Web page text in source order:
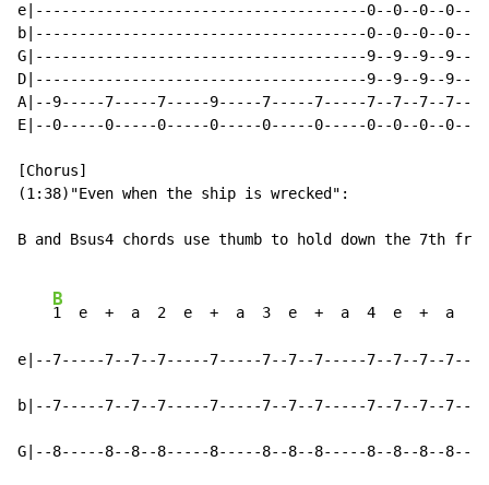
e|--------------------------------------0--0--0--
b|--------------------------------------0--0--0--
G|--------------------------------------9--9--9--
D|--------------------------------------9--9--9--
A|--9-----7-----7-----9-----7-----7-----7--7--7--7--
E|--0-----0-----0-----0-----0-----0-----0--0--0--0--
[Chorus]
(1:38)"Even when the ship is wrecked":
B and Bsus4 chords use thumb to hold down the 7th
B
1  e  +  a  2  e  +  a  3  e  +  a  4  e  +  a
e|--7-----7--7--7-----7-----7--7--7-----7--7--7--
b|--7-----7--7--7-----7-----7--7--7-----7--7--7--
G|--8-----8--8--8-----8-----8--8--8-----8--8--8--